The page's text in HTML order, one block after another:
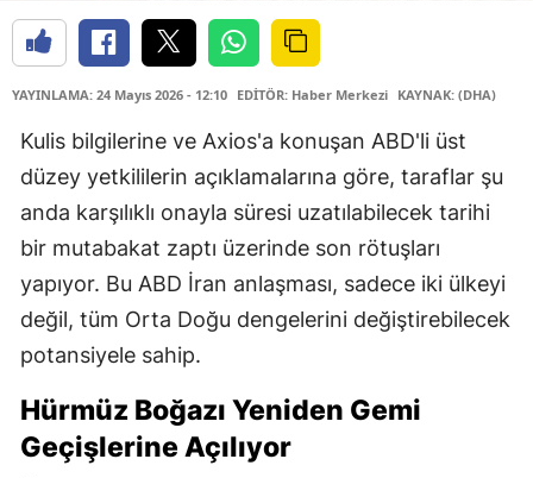
YAYINLAMA: 24 Mayıs 2026 - 12:10 EDİTÖR: Haber Merkezi KAYNAK: (DHA)
Kulis bilgilerine ve Axios'a konuşan ABD'li üst
düzey yetkililerin açıklamalarına göre, taraflar şu
anda karşılıklı onayla süresi uzatılabilecek tarihi
bir mutabakat zaptı üzerinde son rötuşları
yapıyor. Bu ABD İran anlaşması, sadece iki ülkeyi
değil, tüm Orta Doğu dengelerini değiştirebilecek
potansiyele sahip.
Hürmüz Boğazı Yeniden Gemi
Geçişlerine Açılıyor